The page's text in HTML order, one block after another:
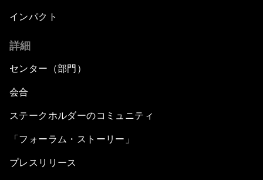
インパクト
詳細
センター（部門）
会合
ステークホルダーのコミュニティ
「フォーラム・ストーリー」
プレスリリース